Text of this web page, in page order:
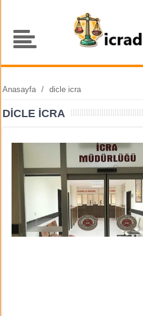
Anasayfa / dicle icra
DICLE ICRA